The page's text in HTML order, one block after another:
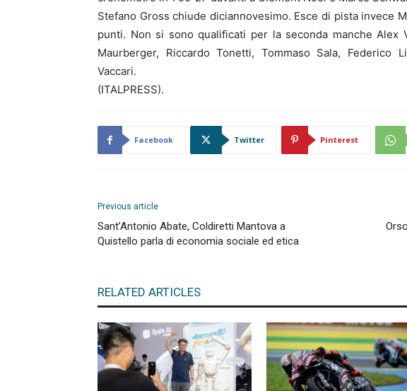
Stefano Gross chiude diciannovesimo. Esce di pista invece
punti. Non si sono qualificati per la seconda manche Alex
Maurberger, Riccardo Tonetti, Tommaso Sala, Federico
Vaccari.
(ITALPRESS).
Facebook Twitter Pinterest
Previous article
Sant’Antonio Abate, Coldiretti Mantova a
Quistello parla di economia sociale ed etica
RELATED ARTICLES